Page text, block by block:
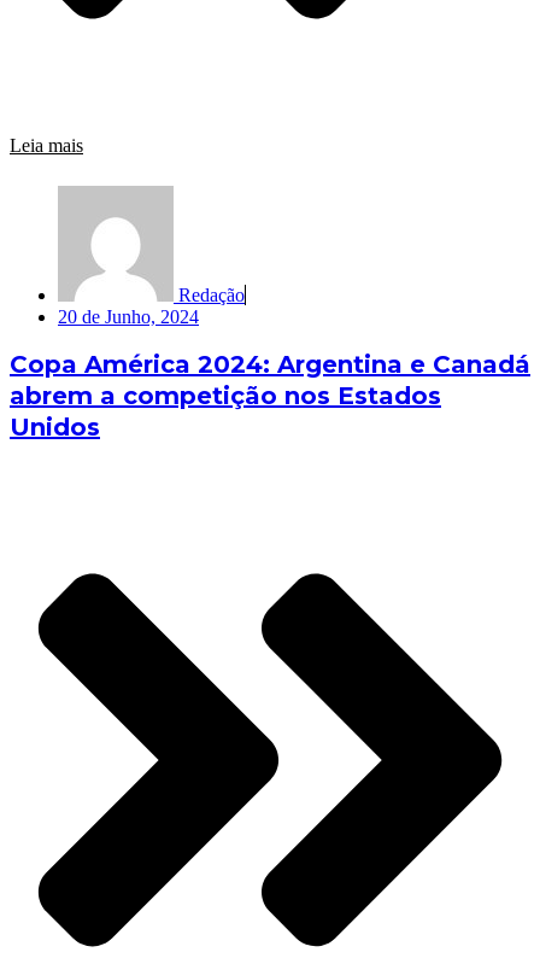
Leia mais
Redação
20 de Junho, 2024
Copa América 2024: Argentina e Canadá
abrem a competição nos Estados
Unidos